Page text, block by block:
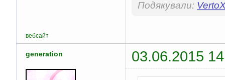
Подякували:
вебсайт
generation 03.06.2015